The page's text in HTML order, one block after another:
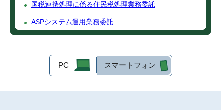
国税連携処理に係る住民税処理業務委託
ASPシステム運用業務委託
PC スマートフォン